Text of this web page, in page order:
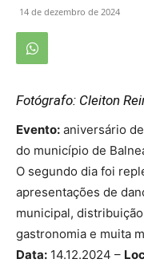
14 de dezembro de 2024
Fotógrafo: Cleiton
Evento: aniversário
do município de
O segundo dia foi
apresentações de
municipal,
gastronomia e muita
Data: 14.12.2024 –